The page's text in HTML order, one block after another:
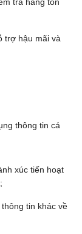
trợ hậu mãi và
thông tin cá
xúc tiến hoạt
tin khác về